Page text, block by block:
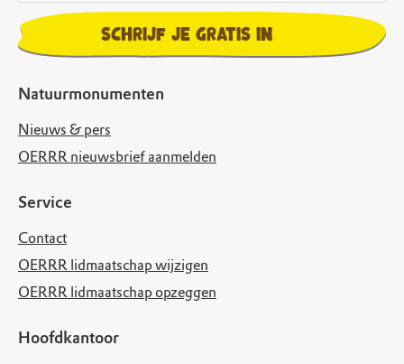
Natuurmonumenten
Nieuws & pers
OERRR nieuwsbrief aanmelden
Service
Contact
OERRR lidmaatschap wijzigen
OERRR lidmaatschap opzeggen
Hoofdkantoor
Schrijf je gratis in